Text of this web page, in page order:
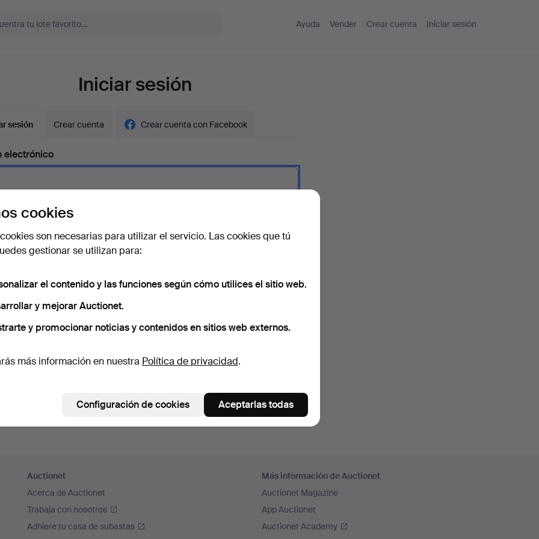
Ayuda Vender Crear cuenta Iniciar sesión
Iniciar sesión
sesión Crear cuenta Crear cuenta con Facebook
electrónico
la contraseña?
Auctionet
Acerca de Auctionet
Trabaja con nosotros
Adhiere tu casa de subastas
Más información de Auctionet
Auctionet Magazine
App Auctionet
Auctionet Academy
cookies
son necesarias para utilizar el servicio. Las cookies que tú
gestionar se utilizan para:
el contenido y las funciones según cómo utilices el sitio web.
y mejorar Auctionet.
y promocionar noticias y contenidos en sitios web externos.
más información en nuestra Política de privacidad.
Configuración de cookies Aceptarlas todas